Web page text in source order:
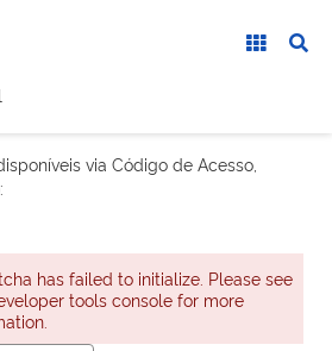
via Código de Acesso,
has failed to initialize. Please see
tools console for more